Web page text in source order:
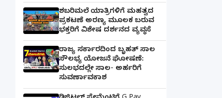
ಶಬರಿಮಲೆ ಯಾತ್ರಿಗಳಿಗೆ ಮಹತ್ವದ
ಪ್ರಕಟಣೆ ಅರಣ್ಯ ಮೂಲಕ ಬರುವ
ಭಕ್ತರಿಗೆ ವಿಶೇಷ ದರ್ಶನದ ವ್ಯವಸ್ಥೆ
ರಾಜ್ಯ ಸರ್ಕಾರದಿಂದ ಬೃಹತ್ ಸಾಲ
ಸೌಲಭ್ಯ ಯೋಜನೆ ಘೋಷಣೆ:
ಸುಲಭದಲ್ಲೇ ಸಾಲ- ಅರ್ಹರಿಗೆ
ಸುವರ್ಣಾವಕಾಶ